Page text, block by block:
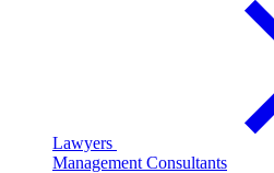
Lawyers
Management Consultants